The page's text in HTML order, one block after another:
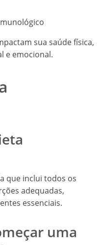
sua saúde física,
e emocional.
que inclui todos os
adequadas,
essenciais.
uma